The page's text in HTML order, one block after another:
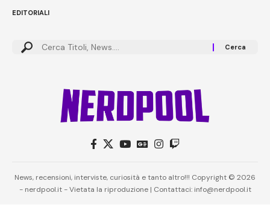
EDITORIALI
News, recensioni, interviste, curiosità e tanto altro!!! Copyright © 2026
- nerdpool.it - Vietata la riproduzione | Contattaci: info@nerdpool.it